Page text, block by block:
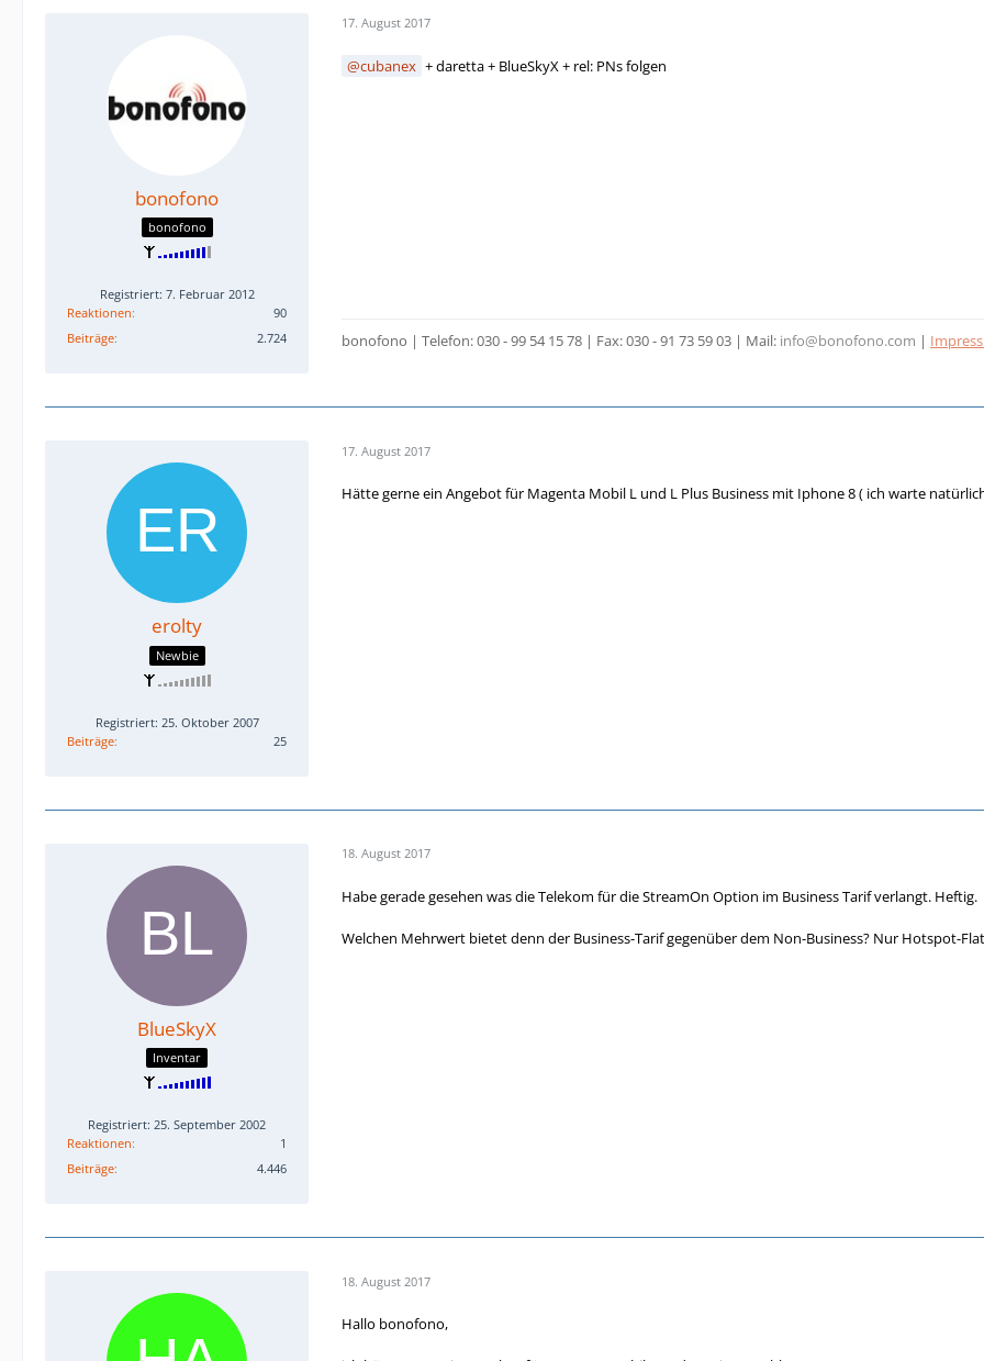
bonofono
bonofono
Registriert: 7. Februar 2012
Reaktionen
90
Beiträge
2.724
17. August 2017
cubanex + daretta + BlueSkyX + rel: PNs folgen
bonofono | Telefon: 030 - 99 54 15 78 | Fax: 030 - 91 73 59 03 | Mail: info@bonofono.com |
erolty
Newbie
Registriert: 25. Oktober 2007
Beiträge
25
17. August 2017
Hätte gerne ein Angebot für Magenta Mobil L und L Plus Business mit Iphone 8 ( ich warte
BlueSkyX
Inventar
Registriert: 25. September 2002
Reaktionen
1
Beiträge
4.446
18. August 2017
Habe gerade gesehen was die Telekom für die StreamOn Option im Business Tarif verlangt. Heftig.
Welchen Mehrwert bietet denn der Business-Tarif gegenüber dem Non-Business? Nur Hotspot-
18. August 2017
Hallo bonofono,